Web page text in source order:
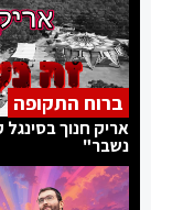
ברוח התקופה
אריק חנוך בסינגל
נשבר"